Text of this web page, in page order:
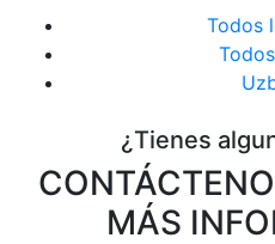
Todos
¿Tienes
MÁS